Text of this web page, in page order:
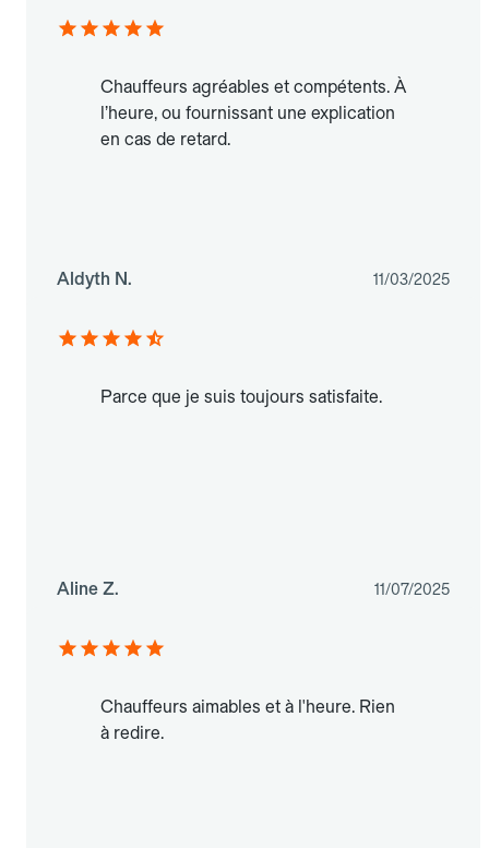
Chauffeurs agréables et compétents. À
l’heure, ou fournissant une explication
en cas de retard.
Aldyth N. 11/03/2025
Parce que je suis toujours satisfaite.
Aline Z. 11/07/2025
Chauffeurs aimables et à l'heure. Rien
à redire.